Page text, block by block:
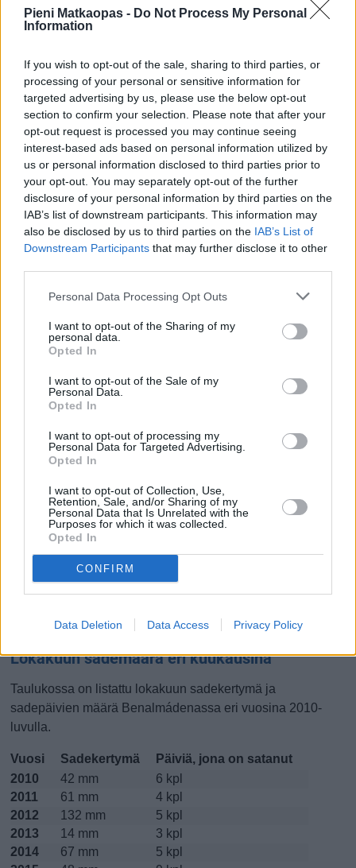
Pieni Matkaopas - Do Not Process My Personal
Information
If you wish to opt-out of the sale, sharing to third parties, or
processing of your personal or sensitive information for
targeted advertising by us, please use the below opt-out
section to confirm your selection. Please note that after your
opt-out request is processed you may continue seeing
interest-based ads based on personal information utilized by
us or personal information disclosed to third parties prior to
your opt-out. You may separately opt-out of the further
disclosure of your personal information by third parties on the
IAB’s list of downstream participants. This information may
also be disclosed by us to third parties on the IAB’s List of
Downstream Participants that may further disclose it to other
Personal Data Processing Opt Outs
I want to opt-out of the Sharing of my
personal data.
Opted In
I want to opt-out of the Sale of my
Personal Data.
Opted In
I want to opt-out of processing my
Personal Data for Targeted Advertising.
Opted In
I want to opt-out of Collection, Use,
Retention, Sale, and/or Sharing of my
Personal Data that Is Unrelated with the
Purposes for which it was collected.
Opted In
CONFIRM
Data Deletion Data Access Privacy Policy
Sadepäivien määärä lokakuussa
aikaisempina vuosina
4 kpl
5 kpl
5 kpl
9 kpl
4 kpl
Entä muut kuukaudet? Miten paljon
Benalmádenassa on satanut...
Tammikuussa Helmikuussa Maaliskuussa
Heinäkuussa Elokuussa Syyskuussa
Lokakuussa
Kiinnostavatko lämpötilat?
lokakuussaviime vuosina.
Lokakuun sademäärä eri kuukausina
Taulukossa on listattu lokakuun sadekertymä ja
sadepäivien määrä Benalmádenassa eri vuosina 2010-
luvulla.
Vuosi Sadekertymä
Päiviä, jona on satanut
2010
42 mm
6 kpl
2011
61 mm
4 kpl
2012
132 mm
5 kpl
2013
14 mm
3 kpl
2014
67 mm
5 kpl